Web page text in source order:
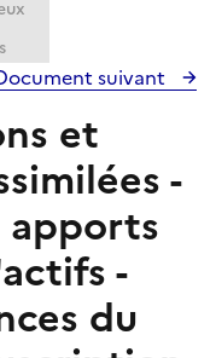
suivant
et
-
apports
-
du